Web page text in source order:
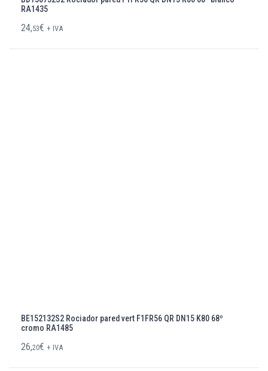
RA1435
24,53€ + IVA
BE152132S2 Rociador pared vert F1FR56 QR DN15 K80 68º
cromo RA1485
26,20€ + IVA